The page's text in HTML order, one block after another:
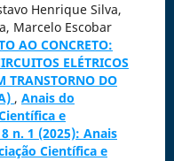
Henrique Silva,
Marcelo Escobar
AO CONCRETO:
ELÉTRICOS
TRANSTORNO DO
, Anais do
e
n. 1 (2025): Anais
Científica e